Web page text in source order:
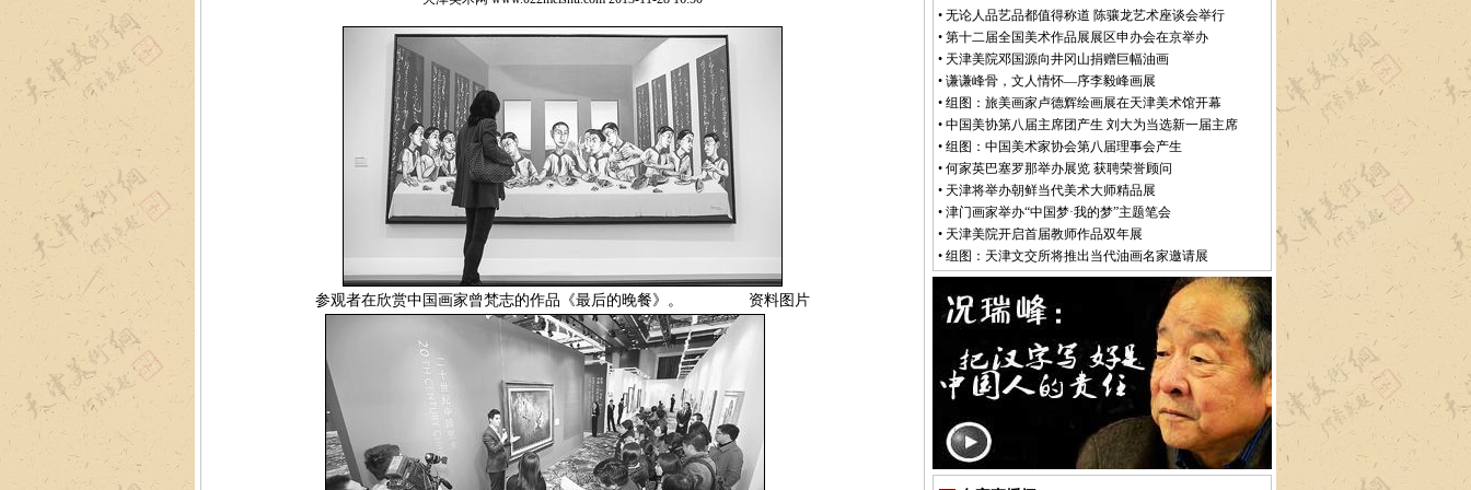
参观者在欣赏中国画家曾梵志的作品《最后的晚餐》。 资料图片
• 无论人品艺品都值得称道 陈骧龙艺术座谈会举行
• 第十二届全国美术作品展展区申办会在京举办
• 天津美院邓国源向井冈山捐赠巨幅油画
• 谦谦峰骨，文人情怀—序李毅峰画展
• 组图：旅美画家卢德辉绘画展在天津美术馆开幕
• 中国美协第八届主席团产生 刘大为当选新一届主席
• 组图：中国美术家协会第八届理事会产生
• 何家英巴塞罗那举办展览 获聘荣誉顾问
• 天津将举办朝鲜当代美术大师精品展
• 津门画家举办“中国梦·我的梦”主题笔会
• 天津美院开启首届教师作品双年展
• 组图：天津文交所将推出当代油画名家邀请展